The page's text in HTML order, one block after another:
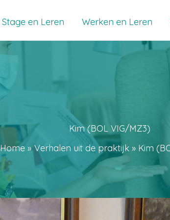
Stage en Leren Werken en Leren
Kim (BOL VIG/MZ3)
Home
Verhalen uit de praktijk Kim